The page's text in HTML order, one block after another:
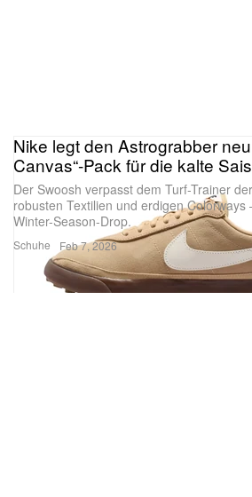
Schuhe
Nike legt den Astrograbber
Canvas“-Pack für die kalte
Der Swoosh verpasst dem Turf-Trainer
robusten Textilien und erdigen Colorways
Winter-Season-Drop.
Feb 7, 2026